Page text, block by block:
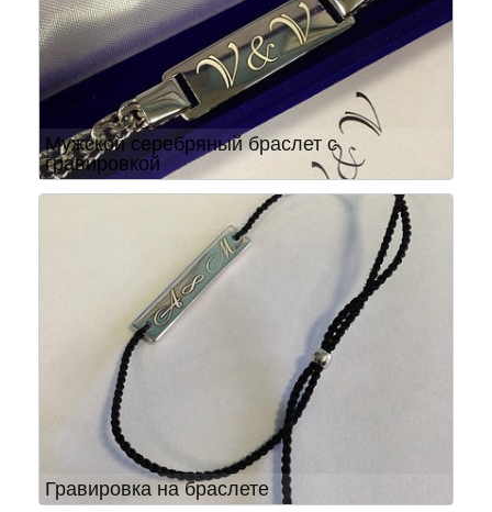
Мужской серебряный браслет с
гравировкой
Гравировка на браслете